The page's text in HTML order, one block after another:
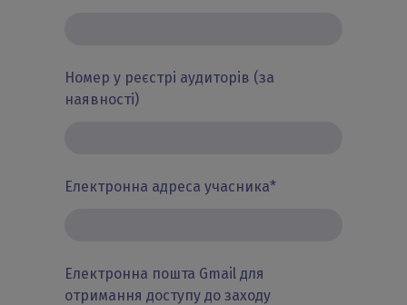
Номер у реєстрі аудиторів (за
наявності)
Електронна адреса учасника*
Електронна пошта Gmail для
отримання доступу до заходу